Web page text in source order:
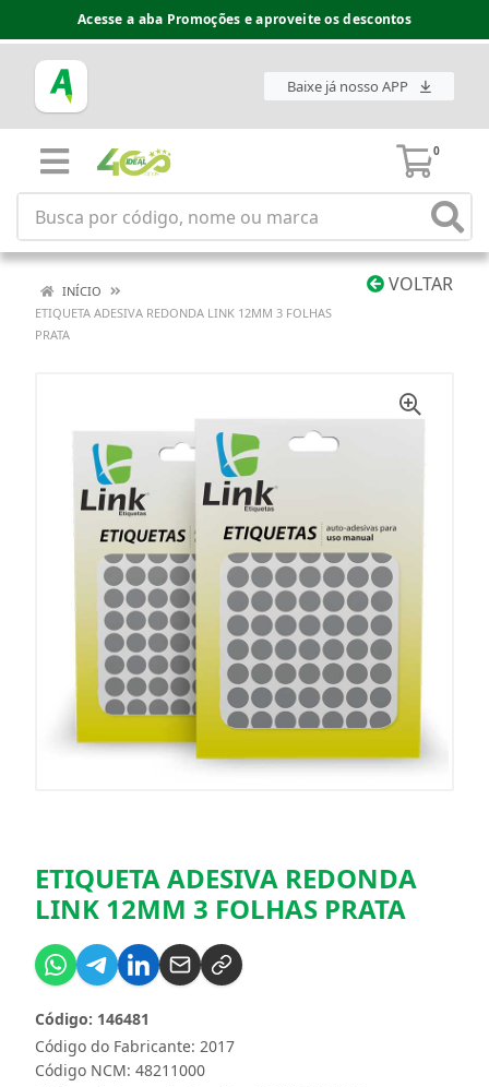
Acesse a aba Promoções e aproveite os descontos
Baixe já nosso APP
0
VOLTAR
INÍCIO
ETIQUETA ADESIVA REDONDA LINK 12MM 3 FOLHAS
PRATA
ETIQUETA ADESIVA REDONDA
LINK 12MM 3 FOLHAS PRATA
Código do Fabricante: 2017
Código: 146481
Código NCM: 48211000